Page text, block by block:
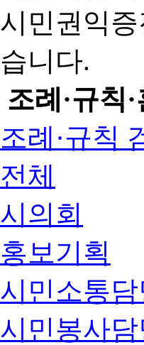
시민권익
습니다.
조례·규칙
조례·규칙
전체
시의회
홍보기획
시민소통
시민봉사